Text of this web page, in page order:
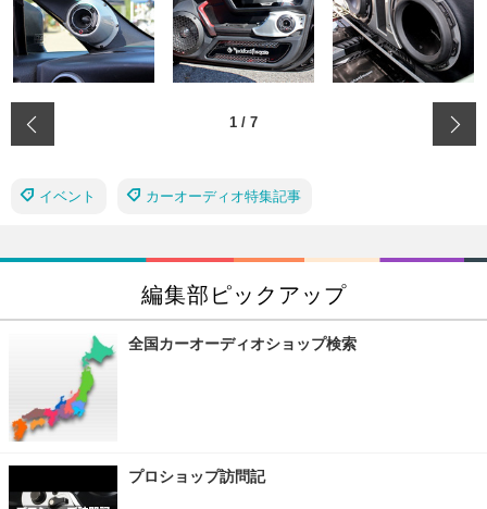
1 / 7
イベント カーオーディオ特集記事
編集部ピックアップ
全国カーオーディオショップ検索
プロショップ訪問記